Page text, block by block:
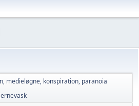
medieløgne, konspiration, paranoia